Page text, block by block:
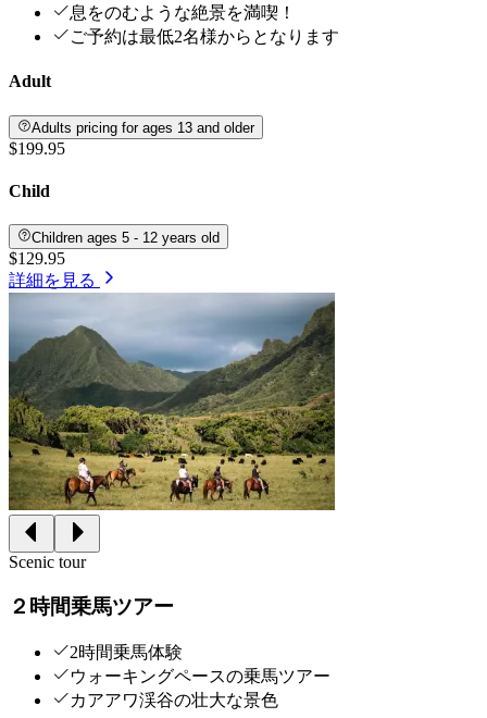
息をのむような絶景を満喫！
ご予約は最低2名様からとなります
Adult
Adults pricing for ages 13 and older
$199.95
Child
Children ages 5 - 12 years old
$129.95
詳細を見る
Scenic tour
２時間乗馬ツアー
2時間乗馬体験
ウォーキングペースの乗馬ツアー
カアアワ渓谷の壮大な景色